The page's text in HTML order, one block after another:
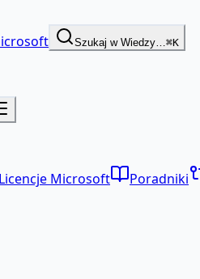
Szukaj w Wiedzy…⌘K
Licencje Microsoft Poradniki